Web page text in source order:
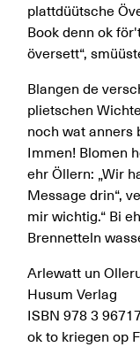
plattdüütsche
Book denn ok
översett“,
Blangen de
plietschen
noch wat anners
Immen! Blomen
ehr Öllern: „Wir
Message drin“,
mir wichtig.“ Bi
Brennetteln
Arlewatt un
Husum Verlag
ISBN 978 3
ok to kriegen op